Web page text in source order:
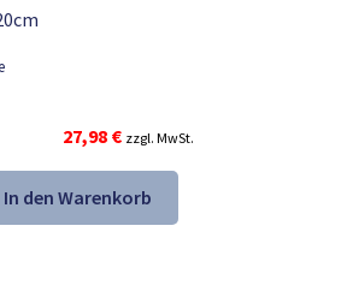
Ursprünglicher
Preis
war:
41,31 €
27,98 €Aktueller
Preis
ist:
27,98 €.
zzgl. MwSt.
In den Warenkorb